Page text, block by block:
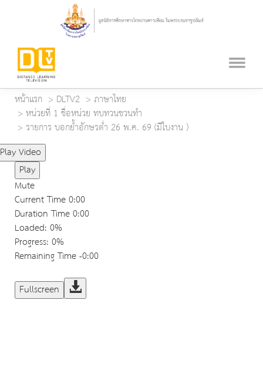
หน้าแรก DLTV2
ภาษาไทย
หน่วยที่ 1 ชื่อหน่วย ทบทวนชวนทำ
รายการ บอกย้ำอักษรต่ำ 26 พ.ค. 69 (มีใบงาน )
Play Video
Play
Mute
Current Time0:00
Duration Time0:00
Loaded: 0%
Progress: 0%
Remaining Time-0:00
Fullscreen